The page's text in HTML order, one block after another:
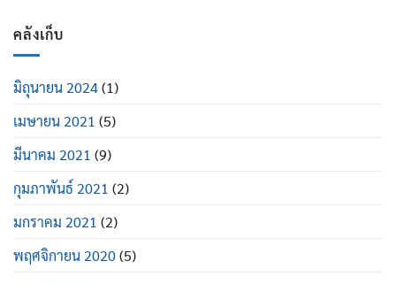
คลังเก็บ
มิถุนายน 2024(1)
เมษายน 2021 (5)
มีนาคม 2021 (9)
กุมภาพันธ์ 2021 (2)
มกราคม 2021 (2)
พฤศจิกายน 2020(5)